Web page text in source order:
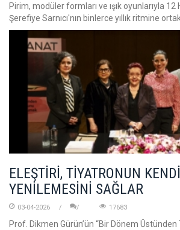
Pirim, modüler formları ve ışık oyunlarıyla
Şerefiye Sarnıcı'nın binlerce yıllık ritmine
ELEŞTİRİ, TİYATRONUN
YENİLEMESİNİ SAĞLAR
03-04-2026 17683
Prof. Dikmen Gürün’ün “Bir Dönem